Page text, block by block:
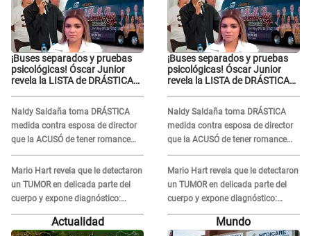
¡Buses separados y pruebas
psicológicas! Óscar Junior
revela la LISTA de DRÁSTICAS
en 'La Bella Luz' tras caso
Naldy Saldaña
Naldy Saldaña toma DRÁSTICA
medida contra esposa de director
que la ACUSÓ de tener romance
con él: "Muy triste..."
Mario Hart revela que le detectaron
un TUMOR en delicada parte del
cuerpo y expone diagnóstico:
"Dolores muy fuertes..."
¡Buses separados y pruebas
psicológicas! Óscar Junior
revela la LISTA de DRÁSTICAS
en 'La Bella Luz' tras caso
Naldy Saldaña
Naldy Saldaña toma DRÁSTICA
medida contra esposa de director
que la ACUSÓ de tener romance
con él: "Muy triste..."
Mario Hart revela que le detectaron
un TUMOR en delicada parte del
cuerpo y expone diagnóstico:
"Dolores muy fuertes..."
Actualidad Mundo